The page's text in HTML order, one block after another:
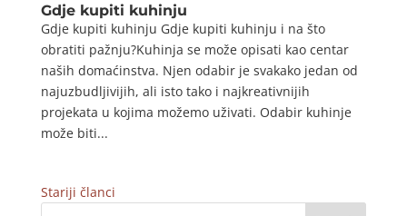
Gdje kupiti kuhinju
Gdje kupiti kuhinju Gdje kupiti kuhinju i na što
obratiti pažnju?Kuhinja se može opisati kao centar
naših domaćinstva. Njen odabir je svakako jedan od
najuzbudljivijih, ali isto tako i najkreativnijih
projekata u kojima možemo uživati. Odabir kuhinje
može biti...
Stariji članci